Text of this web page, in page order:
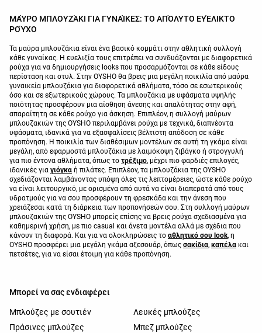
ΜΑΎΡΟ ΜΠΛΟΥΖΆΚΙ ΓΙΑ ΓΥΝΑΊΚΕΣ: ΤΟ ΑΠΌΛΥΤΟ ΕΥΈΛΙΚΤΟ
ΡΟΎΧΟ
Τα μαύρα μπλουζάκια είναι ένα βασικό κομμάτι στην αθλητική συλλογή
κάθε γυναίκας. Η ευελιξία τους επιτρέπει να συνδυάζονται με διαφορετικά
ρούχα για να δημιουργήσεις looks που προσαρμόζονται σε κάθε είδους
περίσταση και στυλ. Στην OYSHO θα βρεις μια μεγάλη ποικιλία από μαύρα
γυναικεία μπλουζάκια για διαφορετικά αθλήματα, τόσο σε εσωτερικούς
όσο και σε εξωτερικούς χώρους. Τα μπλουζάκια με υφάσματα υψηλής
ποιότητας προσφέρουν μια αίσθηση άνεσης και απαλότητας στην αφή,
απαραίτητη σε κάθε ρούχο για άσκηση. Επιπλέον, η συλλογή μαύρων
μπλουζακιών της OYSHO περιλαμβάνει ρούχα με τεχνικά, διαπνέοντα
υφάσματα, ιδανικά για να εξασφαλίσεις βέλτιστη απόδοση σε κάθε
προπόνηση. Η ποικιλία των διαθέσιμων μοντέλων σε αυτή τη γκάμα είναι
μεγάλη, από εφαρμοστά μπλουζάκια με λαιμόκοψη ζιβάγκο ή στρογγυλή
για πιο έντονα αθλήματα, όπως το τρέξιμο, μέχρι πιο φαρδιές επιλογές,
ιδανικές για γιόγκα ή πιλάτες. Επιπλέον, τα μπλουζάκια της OYSHO
σχεδιάζονται λαμβάνοντας υπόψη όλες τις λεπτομέρειες, ώστε κάθε ρούχο
να είναι λειτουργικό, με ορισμένα από αυτά να είναι διαπερατά από τους
υδρατμούς για να σου προσφέρουν τη φρεσκάδα και την άνεση που
χρειάζεσαι κατά τη διάρκεια των προπονήσεών σου. Στη συλλογή μαύρων
μπλουζακιών της OYSHO μπορείς επίσης να βρεις ρούχα σχεδιασμένα για
καθημερινή χρήση, με πιο casual και άνετα μοντέλα αλλά με σχέδια που
κάνουν τη διαφορά. Και για να ολοκληρώσεις το αθλητικό σου look, η
OYSHO προσφέρει μια μεγάλη γκάμα αξεσουάρ, όπως σακίδια, καπέλα και
πετσέτες, για να είσαι έτοιμη για κάθε προπόνηση.
Μπορεί να σας ενδιαφέρει
Μπλούζες με σουτιέν
Λευκές μπλούζες
Πράσινες μπλούζες
Μπεζ μπλούζες